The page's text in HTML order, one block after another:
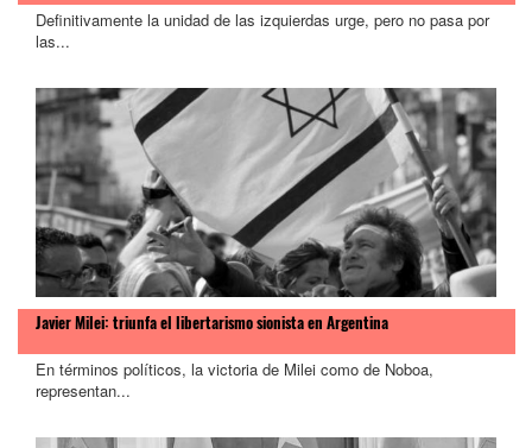
Definitivamente la unidad de las izquierdas urge, pero no pasa por
las...
Javier Milei: triunfa el libertarismo sionista en Argentina
En términos políticos, la victoria de Milei como de Noboa,
representan...